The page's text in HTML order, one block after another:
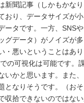
新聞記事（しかもかな
おり、データサイズが
ータです。一方、SNS
グデータ）がノイズが
・悪いということはあ
の可視化は可能です。
いかと思います。また
となりそうです。（お
収拾できないのではな